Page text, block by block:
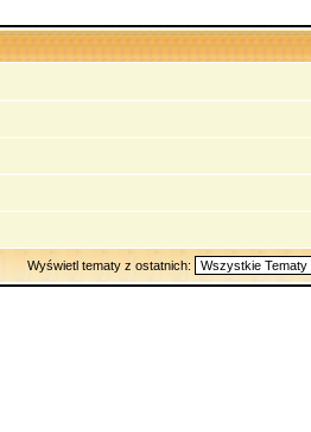
Wyświetl tematy z ostatnich: